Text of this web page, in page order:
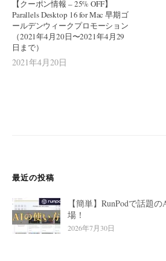
【クーポン情報 – 25% OFF】
Parallels Desktop 16 for Mac 早期ゴ
ールデンウィークプロモーション
（2021年4月20日〜2021年4月29
日まで）
2021年4月20日
最近の投稿
【簡単】RunPodで話題
場！
2026年7月30日